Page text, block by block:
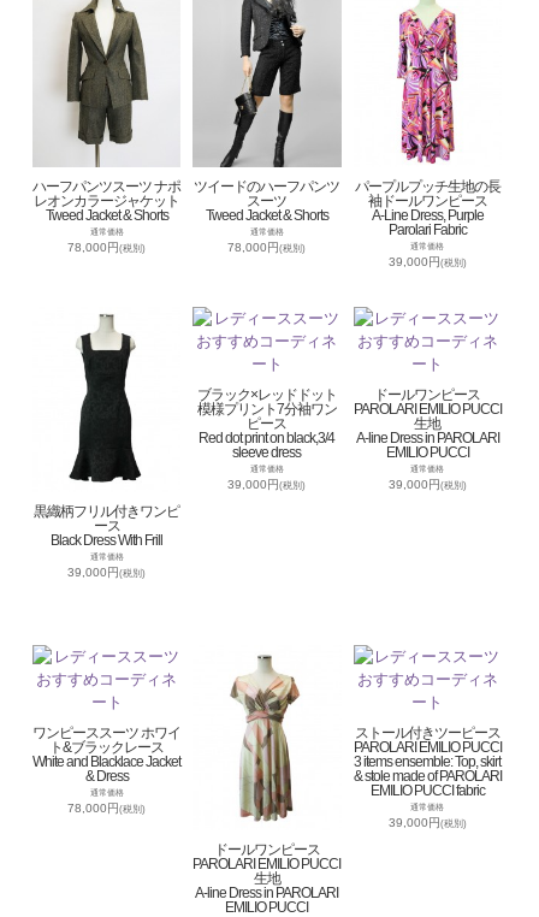
ハーフパンツスーツ ナポ
レオンカラージャケット
Tweed Jacket & Shorts
通常価格
78,000円(税別)
ツイードのハーフパンツ
スーツ
Tweed Jacket & Shorts
通常価格
78,000円(税別)
パープルプッチ生地の長
袖ドールワンピース
A-Line Dress, Purple
Parolari Fabric
通常価格
39,000円(税別)
黒織柄フリル付きワンピ
ース
Black Dress With Frill
通常価格
39,000円(税別)
ブラック×レッドドット
模様プリント7分袖ワン
ピース
Red dot print on black,3/4
sleeve dress
通常価格
39,000円(税別)
ドールワンピース
PAROLARI EMILIO PUCCI
生地
A-line Dress in PAROLARI
EMILIO PUCCI
通常価格
39,000円 (税別)
ワンピーススーツ ホワイ
ト&ブラックレース
White and Blacklace Jacket
& Dress
通常価格
78,000円(税別)
ドールワンピース
PAROLARI EMILIO PUCCI
生地
A-line Dress in PAROLARI
EMILIO PUCCI
ストール付きツーピース
PAROLARI EMILIO PUCCI
3 items ensemble: Top, skirt
& stole made of PAROLARI
EMILIO PUCCI fabric
通常価格
39,000円 (税別)